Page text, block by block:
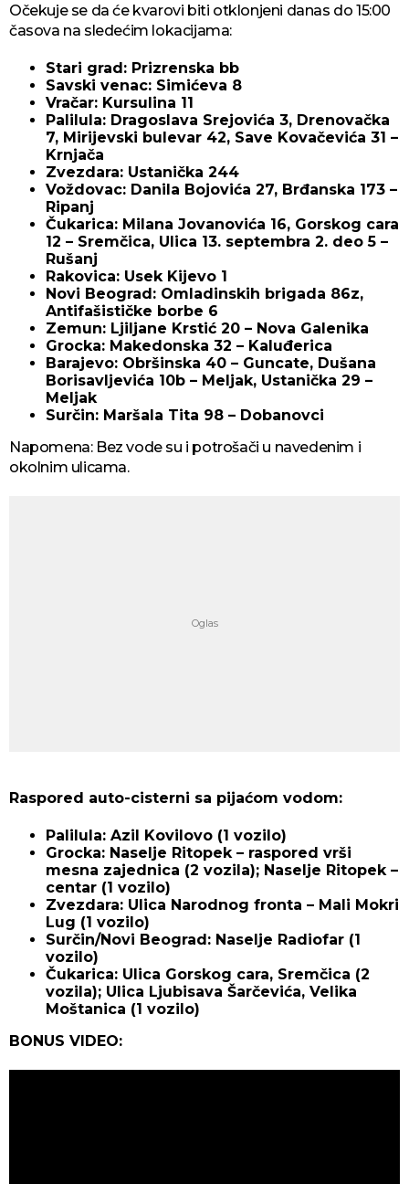
Očekuje se da će kvarovi biti otklonjeni danas do 15:00
časova na sledećim lokacijama:
Stari grad: Prizrenska bb
Savski venac: Simićeva 8
Vračar: Kursulina 11
Palilula: Dragoslava Srejovića 3, Drenovačka
7, Mirijevski bulevar 42, Save Kovačevića 31 –
Krnjača
Zvezdara: Ustanička 244
Voždovac: Danila Bojovića 27, Brđanska 173 –
Ripanj
Čukarica: Milana Jovanovića 16, Gorskog cara
12 – Sremčica, Ulica 13. septembra 2. deo 5 –
Rušanj
Rakovica: Usek Kijevo 1
Novi Beograd: Omladinskih brigada 86z,
Antifašističke borbe 6
Zemun: Ljiljane Krstić 20 – Nova Galenika
Grocka: Makedonska 32 – Kaluđerica
Barajevo: Obršinska 40 – Guncate, Dušana
Borisavljevića 10b – Meljak, Ustanička 29 –
Meljak
Surčin: Maršala Tita 98 – Dobanovci
Napomena: Bez vode su i potrošači u navedenim i
okolnim ulicama.
Raspored auto-cisterni sa pijaćom vodom:
Palilula: Azil Kovilovo (1 vozilo)
Grocka: Naselje Ritopek – raspored vrši
mesna zajednica (2 vozila); Naselje Ritopek –
centar (1 vozilo)
Zvezdara: Ulica Narodnog fronta – Mali Mokri
Lug (1 vozilo)
Surčin/Novi Beograd: Naselje Radiofar (1
vozilo)
Čukarica: Ulica Gorskog cara, Sremčica (2
vozila); Ulica Ljubisava Šarčevića, Velika
Moštanica (1 vozilo)
BONUS VIDEO: